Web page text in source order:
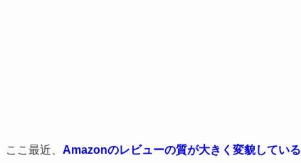
こ最近、 Amazonのレビューの質が大きく変貌している